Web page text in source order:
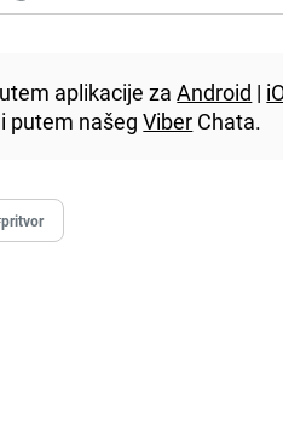
aplikacije zaAndroid |
i putem našegViber Chata.